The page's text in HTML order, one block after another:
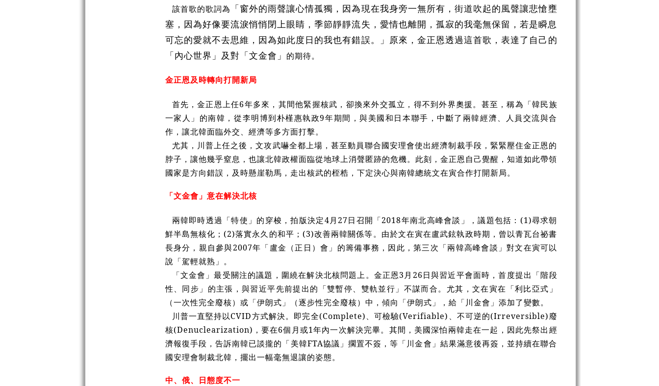
該首歌的歌詞為 「窗外的雨聲讓心情孤獨，因為現在我身旁一無所有，街道吹起的風聲讓悲愴壅
塞，因為好像要流淚悄悄閉上眼睛，季節靜靜流失，愛情也離開，孤寂的我毫無保留，若是瞬息
可忘的愛就不去思維，因為如此度日的我也有錯誤。」
原來，金正恩透過這首歌，表達了自己的
「內心世界」及對「文金會」 的期待。
金正恩及時轉向打開新局
首先，金正恩上任6年多來，其間他緊握核武，卻換來外交孤立，得不到外界奧援。甚至，稱為「韓民族
一家人」的南韓，從李明博到朴槿惠執政9年期間，與美國和日本聯手，中斷了兩韓經濟、人員交流與合
作，讓北韓面臨外交、經濟等多方面打擊。
尤其，川普上任之後，文攻武嚇全都上場，甚至動員聯合國安理會使出經濟制裁手段，緊緊壓住金正恩的
脖子，讓他幾乎窒息，也讓北韓政權面臨從地球上消聲匿跡的危機。此刻，金正恩自己覺醒，知道如此帶領
國家是方向錯誤，及時懸崖勒馬，走出核武的桎梏，下定決心與南韓總統文在寅合作打開新局。
「文金會」意在解決北核
兩韓即時透過「特使」的穿梭，拍版決定4月27日召開「2018年南北高峰會談」，議題包括：(1)尋求朝
鮮半島無核化；(2)落實永久的和平；(3)改善兩韓關係等。由於文在寅在盧武鉉執政時期，曾以青瓦台祕書
長身分，親自參與2007年「盧金（正日）會」的籌備事務，因此，第三次「兩韓高峰會談」對文在寅可以
說「駕輕就熟」。
「文金會」最受關注的議題，圍繞在解決北核問題上。金正恩3月26日與習近平會面時，首度提出「階段
性、同步」的主張，與習近平先前提出的「雙暫停、雙軌並行」不謀而合。尤其，文在寅在「利比亞式」
（一次性完全廢核）或「伊朗式」（逐步性完全廢核）中，傾向「伊朗式」，給「川金會」添加了變數。
川普一直堅持以CVID方式解決。即完全(Complete)、可檢驗(Verifiable)、不可逆的(Irreversible)廢
核(Denuclearization)，要在6個月或1年內一次解決完畢。其間，美國深怕兩韓走在一起，因此先祭出經
濟報復手段，告訴南韓已談攏的「美韓FTA協議」擱置不簽，等「川金會」結果滿意後再簽，並持續在聯合
國安理會制裁北韓，擺出一幅毫無退讓的姿態。
中、俄、日態度不一